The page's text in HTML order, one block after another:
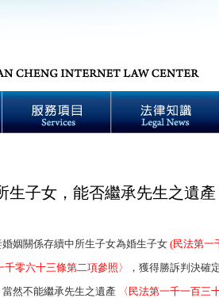
生子女，能否繼承先生之遺產
關係存續中所生子女為婚生子女 (民法第一
千零六十三條第二項參照〉
，獲得勝訴判決確
然不能繼承先生之遺產 〈民法第一千一百三